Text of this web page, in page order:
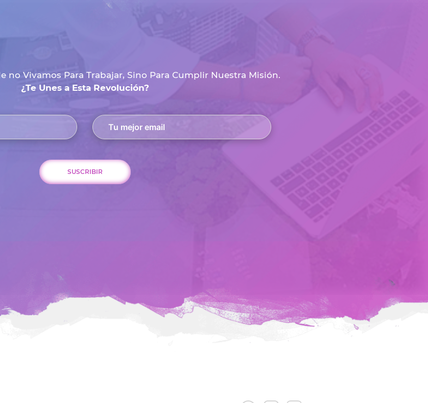
no Vivamos Para Trabajar, Sino Para Cumplir Nuestra Misión.
¿Te Unes a Esta Revolución?
SUSCRIBIR